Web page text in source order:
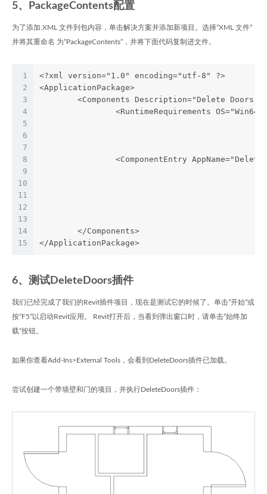
5、PackageContents配置
为了添加.XML 文件到包内容，单击解决方案并添加新项目。选择”XML 文件”
并将其重命名 为”PackageContents”，并将下面代码复制进文件。
1
2
3
4
5
6
7
8
9
10
11
12
13
14
15
<?xml version="1.0" encoding="utf-8" ?>
<ApplicationPackage>
	<Components Description="Delete Doors">
		<RuntimeRequirements OS="Win64"
<ComponentEntry
        </Components>
</ApplicationPackage>
6、测试DeleteDoors插件
我们已经完成了我们的Revit插件项目，现在是测试它的时候了。单击”开始”或
按”F5”以启动Revit应用。 Revit打开后，当看到弹出窗口时，请单击”始终加
载”按钮。
如果你查看Add-Ins>External Tools，会看到DeleteDoors插件已加载。
尝试创建一个带墙壁和门的项目，并执行DeleteDoors插件：